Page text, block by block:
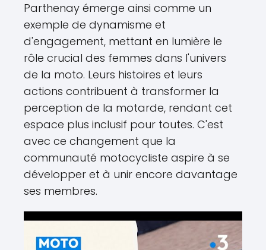
Parthenay émerge ainsi comme un
exemple de dynamisme et
d'engagement, mettant en lumière le
rôle crucial des femmes dans l'univers
de la moto. Leurs histoires et leurs
actions contribuent à transformer la
perception de la motarde, rendant cet
espace plus inclusif pour toutes. C'est
avec ce changement que la
communauté motocycliste aspire à se
développer et à unir encore davantage
ses membres.